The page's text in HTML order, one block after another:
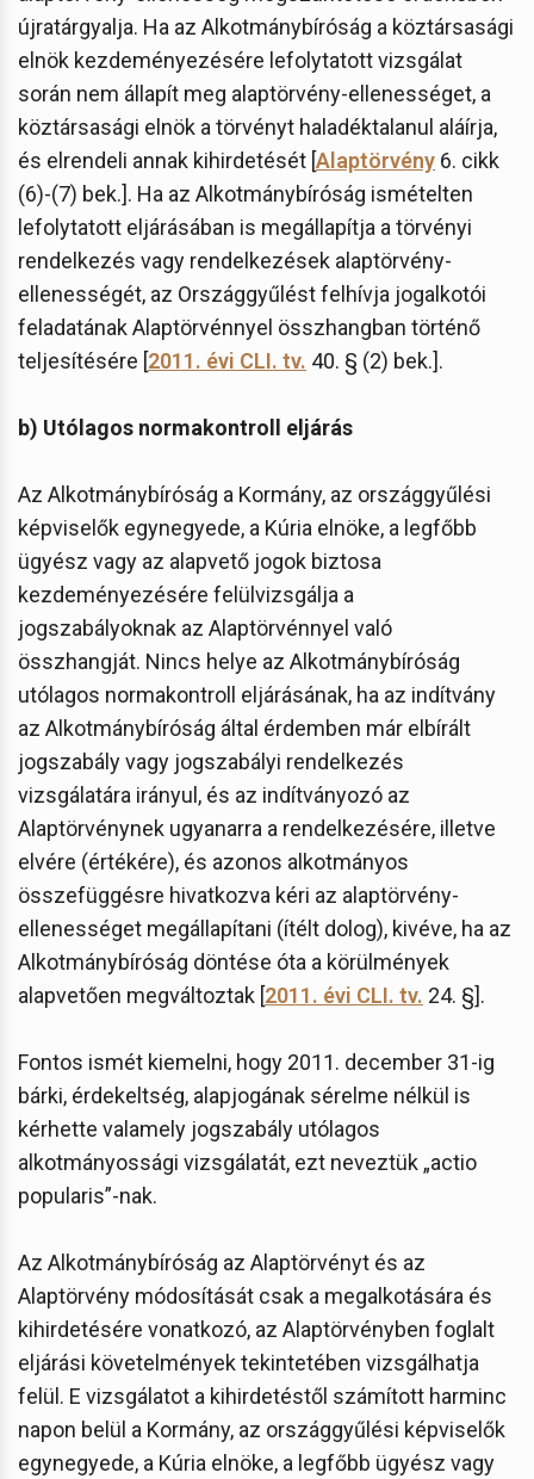
újratárgyalja. Ha az Alkotmánybíróság a köztársasági
elnök kezdeményezésére lefolytatott vizsgálat
során nem állapít meg alaptörvény-ellenességet, a
köztársasági elnök a törvényt haladéktalanul aláírja,
és elrendeli annak kihirdetését [Alaptörvény 6. cikk
(6)-(7) bek.]. Ha az Alkotmánybíróság ismételten
lefolytatott eljárásában is megállapítja a törvényi
rendelkezés vagy rendelkezések alaptörvény-
ellenességét, az Országgyűlést felhívja jogalkotói
feladatának Alaptörvénnyel összhangban történő
teljesítésére [2011. évi CLI. tv. 40. § (2) bek.].
b) Utólagos normakontroll eljárás
Az Alkotmánybíróság a Kormány, az országgyűlési
képviselők egynegyede, a Kúria elnöke, a legfőbb
ügyész vagy az alapvető jogok biztosa
kezdeményezésére felülvizsgálja a
jogszabályoknak az Alaptörvénnyel való
összhangját. Nincs helye az Alkotmánybíróság
utólagos normakontroll eljárásának, ha az indítvány
az Alkotmánybíróság által érdemben már elbírált
jogszabály vagy jogszabályi rendelkezés
vizsgálatára irányul, és az indítványozó az
Alaptörvénynek ugyanarra a rendelkezésére, illetve
elvére (értékére), és azonos alkotmányos
összefüggésre hivatkozva kéri az alaptörvény-
ellenességet megállapítani (ítélt dolog), kivéve, ha az
Alkotmánybíróság döntése óta a körülmények
alapvetően megváltoztak [2011. évi CLI. tv. 24. §].
Fontos ismét kiemelni, hogy 2011. december 31-ig
bárki, érdekeltség, alapjogának sérelme nélkül is
kérhette valamely jogszabály utólagos
alkotmányossági vizsgálatát, ezt neveztük „actio
popularis”-nak.
Az Alkotmánybíróság az Alaptörvényt és az
Alaptörvény módosítását csak a megalkotására és
kihirdetésére vonatkozó, az Alaptörvényben foglalt
eljárási követelmények tekintetében vizsgálhatja
felül. E vizsgálatot a kihirdetéstől számított harminc
napon belül a Kormány, az országgyűlési képviselők
egynegyede, a Kúria elnöke, a legfőbb ügyész vagy